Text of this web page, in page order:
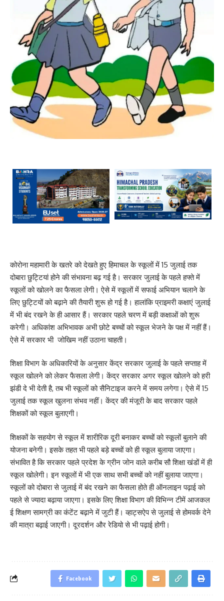
कोरोना महामारी के खतरे को देखते हुए हिमाचल के स्कूलों में 15 जुलाई तक
दोबारा छुट्टियां होने की संभावना बढ़ गई है। सरकार जुलाई के पहले हफ्ते में
स्कूलों को खोलने का फैसला लेगी। ऐसे में स्कूलों में सफाई अभियान चलाने के
लिए छुट्टियों को बढ़ाने की तैयारी शुरू हो गई है। हालांकि प्राइमरी कक्षाएं जुलाई
में भी बंद रखने के ही आसार हैं। सरकार पहले चरण में बड़ी कक्षाओं को शुरू
करेगी। अधिकांश अभिभावक अभी छोटे बच्चों को स्कूल भेजने के पक्ष में नहीं हैं।
ऐसे में सरकार भी जोखिम नहीं उठाना चाहती।
शिक्षा विभाग के अधिकारियों के अनुसार केंद्र सरकार जुलाई के पहले सप्ताह में
स्कूल खोलने को लेकर फैसला लेगी। केंद्र सरकार अगर स्कूल खोलने को हरी
झंडी दे भी देती है, तब भी स्कूलों को सैनिटाइज करने में समय लगेगा। ऐसे में 15
जुलाई तक स्कूल खुलना संभव नहीं। केंद्र की मंजूरी के बाद सरकार पहले
शिक्षकों को स्कूल बुलाएगी।
शिक्षकों के सहयोग से स्कूल में शारीरिक दूरी बनाकर बच्चों को स्कूलों बुलाने की
योजना बनेगी। इसके तहत भी पहले बड़े बच्चों को ही स्कूल बुलाया जाएगा।
संभावित है कि सरकार पहले प्रदेश के ग्रीन जोन वाले करीब सौ शिक्षा खंडों में ही
स्कूल खोलेगी। इन स्कूलों में भी एक साथ सभी बच्चों को नहीं बुलाया जाएगा।
स्कूलों को दोबारा से जुलाई में बंद रखने का फैसला होते ही ऑनलाइन पढ़ाई को
पहले से ज्यादा बढ़ाया जाएगा। इसके लिए शिक्षा विभाग की विभिन्न टीमें आजकल
ई शिक्षण सामग्री का कंटेंट बढ़ाने में जुटी हैं। व्हाट्सऐप से जुलाई से होमवर्क देने
की मात्रा बढ़ाई जाएगी। दूरदर्शन और रेडियो से भी पढ़ाई होगी।
Facebook